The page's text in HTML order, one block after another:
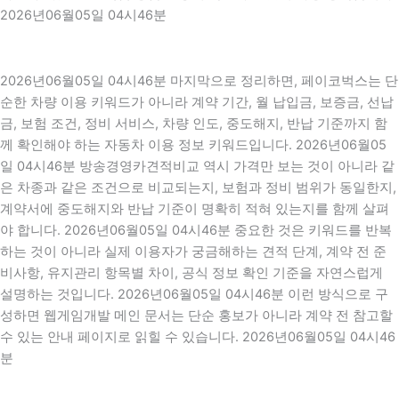
2026년06월05일 04시46분
2026년06월05일 04시46분 마지막으로 정리하면, 페이코벅스는 단
순한 차량 이용 키워드가 아니라 계약 기간, 월 납입금, 보증금, 선납
금, 보험 조건, 정비 서비스, 차량 인도, 중도해지, 반납 기준까지 함
께 확인해야 하는 자동차 이용 정보 키워드입니다. 2026년06월05
일 04시46분 방송경영카견적비교 역시 가격만 보는 것이 아니라 같
은 차종과 같은 조건으로 비교되는지, 보험과 정비 범위가 동일한지,
계약서에 중도해지와 반납 기준이 명확히 적혀 있는지를 함께 살펴
야 합니다. 2026년06월05일 04시46분 중요한 것은 키워드를 반복
하는 것이 아니라 실제 이용자가 궁금해하는 견적 단계, 계약 전 준
비사항, 유지관리 항목별 차이, 공식 정보 확인 기준을 자연스럽게
설명하는 것입니다. 2026년06월05일 04시46분 이런 방식으로 구
성하면 웹게임개발 메인 문서는 단순 홍보가 아니라 계약 전 참고할
수 있는 안내 페이지로 읽힐 수 있습니다. 2026년06월05일 04시46
분